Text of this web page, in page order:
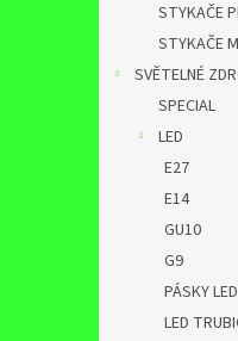
STYKAČE
STYKAČE
SVĚTELNÉ
SPECIAL
LED
E27
E14
GU10
G9
PÁSKY LED
LED